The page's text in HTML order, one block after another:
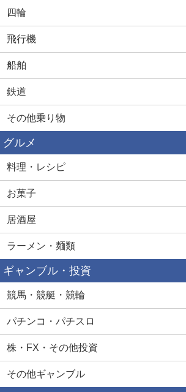
四輪
飛行機
船舶
鉄道
その他乗り物
グルメ
料理・レシピ
お菓子
居酒屋
ラーメン・麺類
ギャンブル・投資
競馬・競艇・競輪
パチンコ・パチスロ
株・FX・その他投資
その他ギャンブル